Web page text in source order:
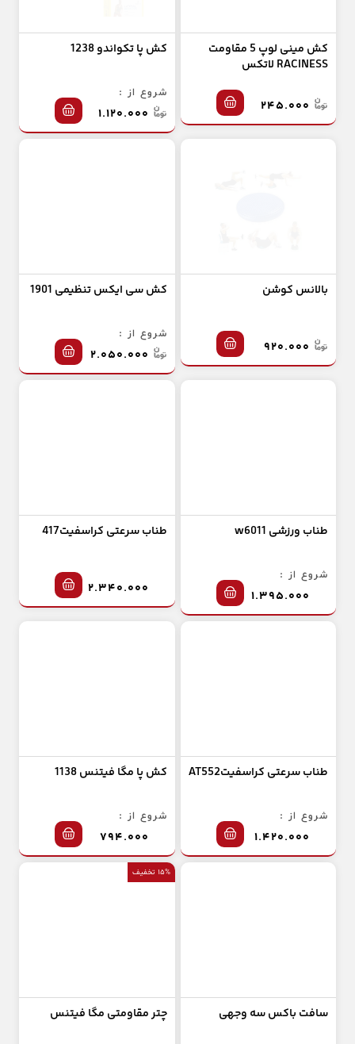
کش مینی لوپ 5 مقاومت
RACINESS لاتکس
کش پا تکواندو 1238
شروع از :
بالانس کوشن کش سی ایکس تنظیمی 1901
شروع از :
طناب ورزشی w6011
شروع از :
طناب سرعتی کراسفیت417
طناب سرعتی کراسفیتAT552
شروع از :
کش پا مگا فیتنس 1138
شروع از :
سافت باکس سه وجهی
۱۵% تخفیف
چتر مقاومتی مگا فیتنس